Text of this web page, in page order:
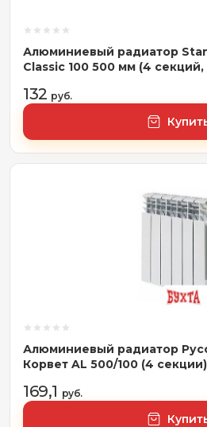
Алюминиевый радиатор
Classic 100 500 мм (4
132 руб.
Алюминиевый радиатор
Корвет AL 500/100 (4 секции)
169,1 руб.